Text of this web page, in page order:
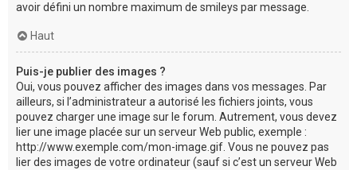
avoir défini un nombre maximum de smileys par message.
Haut
Puis-je publier des images ?
Oui, vous pouvez afficher des images dans vos messages. Par
ailleurs, si l’administrateur a autorisé les fichiers joints, vous
pouvez charger une image sur le forum. Autrement, vous devez
lier une image placée sur un serveur Web public, exemple :
http://www.exemple.com/mon-image.gif. Vous ne pouvez pas
lier des images de votre ordinateur (sauf si c’est un serveur Web